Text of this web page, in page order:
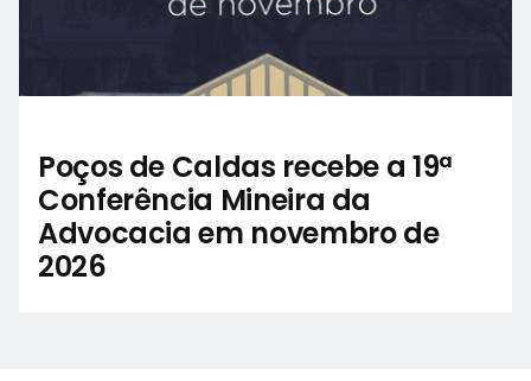
Poços de Caldas recebe a 19ª
Conferência Mineira da
Advocacia em novembro de
2026